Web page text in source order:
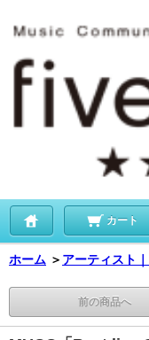
カート
ホーム ＞ アーティスト
前の商品へ